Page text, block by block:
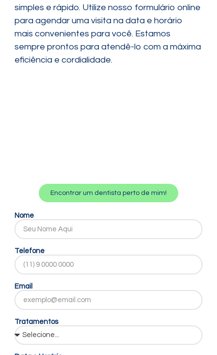
simples e rápido. Utilize nosso formulário online
para agendar uma visita na data e horário
mais convenientes para você. Estamos
sempre prontos para atendê-lo com a máxima
eficiência e cordialidade.
Encontrar um dentista perto de mim!
Nome
Telefone
Email
Tratamentos